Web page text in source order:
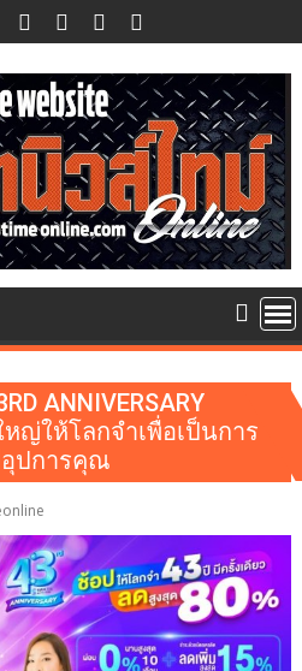
ANNIVERSARY
หญ่ให้โลกจำเพื่อเป็นการ
ปการคุณ